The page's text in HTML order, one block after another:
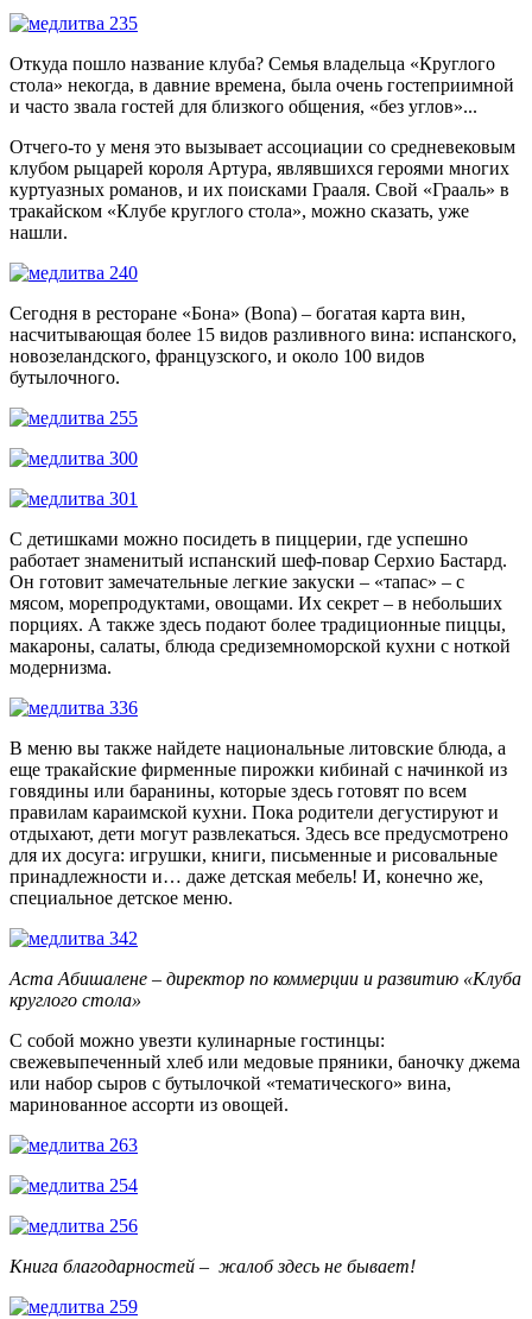
Откуда пошло название клуба? Cемья владельца «Круглого
стола» некогда, в давние времена, была очень гостеприимной
и часто звала гостей для близкого общения, «без углов»...
Отчего-то у меня это вызывает ассоциации со средневековым
клубом рыцарей короля Артура, являвшихся героями многих
куртуазных романов, и их поисками Грааля. Свой «Грааль» в
тракайском «Клубе круглого стола», можно сказать, уже
нашли.
Сегодня в ресторане «Бона» (Bona) – богатая карта вин,
насчитывающая более 15 видов разливного вина: испанского,
новозеландского, французского, и около 100 видов
бутылочного.
С детишками можно посидеть в пиццерии, где успешно
работает знаменитый испанский шеф-повар Серхио Бастард.
Он готовит замечательные легкие закуски – «тапас» – с
мясом, морепродуктами, овощами. Их секрет – в небольших
порциях. А также здесь подают более традиционные пиццы,
макароны, салаты, блюда средиземноморской кухни с ноткой
модернизма.
В меню вы также найдете национальные литовские блюда, а
еще тракайские фирменные пирожки кибинай с начинкой из
говядины или баранины, которые здесь готовят по всем
правилам караимской кухни. Пока родители дегустируют и
отдыхают, дети могут развлекаться. Здесь все предусмотрено
для их досуга: игрушки, книги, письменные и рисовальные
принадлежности и… даже детская мебель! И, конечно же,
специальное детское меню.
Аста Абишалене – директор по коммерции и развитию «Клуба
круглого стола»
С собой можно увезти кулинарные гостинцы:
свежевыпеченный хлеб или медовые пряники, баночку джема
или набор сыров с бутылочкой «тематического» вина,
маринованное ассорти из овощей.
Книга благодарностей – жалоб здесь не бывает!